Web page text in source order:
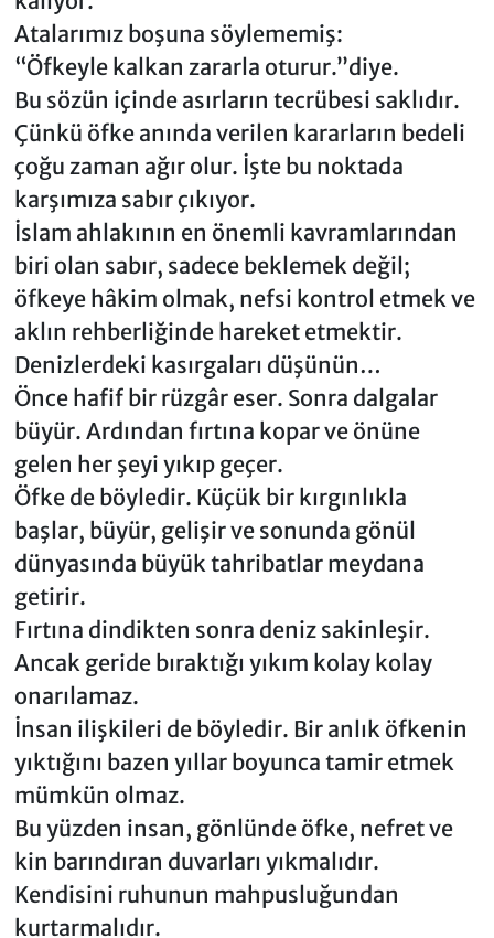
Atalarımız boşuna söylememiş:
“Öfkeyle kalkan zararla oturur.”diye.
Bu sözün içinde asırların tecrübesi saklıdır.
Çünkü öfke anında verilen kararların bedeli
çoğu zaman ağır olur. İşte bu noktada
karşımıza sabır çıkıyor.
İslam ahlakının en önemli kavramlarından
biri olan sabır, sadece beklemek değil;
öfkeye hâkim olmak, nefsi kontrol etmek ve
aklın rehberliğinde hareket etmektir.
Denizlerdeki kasırgaları düşünün…
Önce hafif bir rüzgâr eser. Sonra dalgalar
büyür. Ardından fırtına kopar ve önüne
gelen her şeyi yıkıp geçer.
Öfke de böyledir. Küçük bir kırgınlıkla
başlar, büyür, gelişir ve sonunda gönül
dünyasında büyük tahribatlar meydana
getirir.
Fırtına dindikten sonra deniz sakinleşir.
Ancak geride bıraktığı yıkım kolay kolay
onarılamaz.
İnsan ilişkileri de böyledir. Bir anlık öfkenin
yıktığını bazen yıllar boyunca tamir etmek
mümkün olmaz.
Bu yüzden insan, gönlünde öfke, nefret ve
kin barındıran duvarları yıkmalıdır.
Kendisini ruhunun mahpusluğundan
kurtarmalıdır.